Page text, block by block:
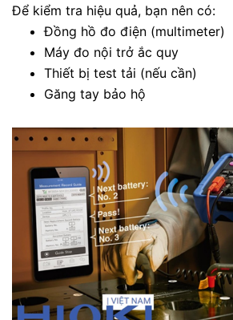
Để kiểm tra hiệu quả, bạn nên có:
Đồng hồ đo điện (multimeter)
Máy đo nội trở ắc quy
Thiết bị test tải (nếu cần)
Găng tay bảo hộ